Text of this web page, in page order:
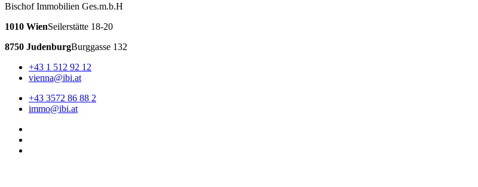
Bischof Immobilien Ges.m.b.H
1010 WienSeilerstätte 18-20
8750 JudenburgBurggasse 132
+43 1 512 92 12
vienna@ibi.at
+43 3572 86 88 2
immo@ibi.at